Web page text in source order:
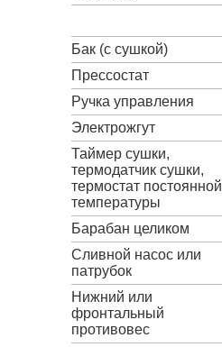
Бак (с сушкой)
Прессостат
Ручка управления
Электрожгут
Таймер сушки,
термодатчик сушки,
термостат постоянной
температуры
Барабан целиком
Сливной насос или
патрубок
Нижний или
фронтальный
противовес